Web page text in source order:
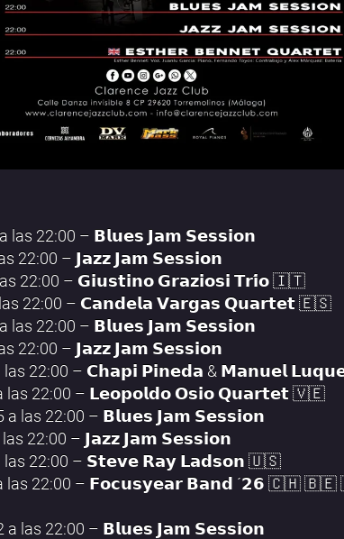
las 22:00 – 𝗕𝗹𝘂𝗲𝘀 𝗝𝗮𝗺 𝗦𝗲𝘀𝘀𝗶𝗼𝗻
22:00 – 𝗝𝗮𝘇𝘇 𝗝𝗮𝗺 𝗦𝗲𝘀𝘀𝗶𝗼𝗻
22:00 – 𝗚𝗶𝘂𝘀𝘁𝗶𝗻𝗼 𝗚𝗿𝗮𝘇𝗶𝗼𝘀𝗶 𝗧𝗿𝗶́𝗼 🇮🇹
las 22:00 – 𝗖𝗮𝗻𝗱𝗲𝗹𝗮 𝗩𝗮𝗿𝗴𝗮𝘀 𝗤𝘂𝗮𝗿𝘁𝗲𝘁 🇪🇸
las 22:00 – 𝗕𝗹𝘂𝗲𝘀 𝗝𝗮𝗺 𝗦𝗲𝘀𝘀𝗶𝗼𝗻
22:00 – 𝗝𝗮𝘇𝘇 𝗝𝗮𝗺 𝗦𝗲𝘀𝘀𝗶𝗼𝗻
las 22:00 – 𝗖𝗵𝗮𝗽𝗶 𝗣𝗶𝗻𝗲𝗱𝗮 & 𝗠𝗮𝗻𝘂𝗲𝗹
las 22:00 – 𝗟𝗲𝗼𝗽𝗼𝗹𝗱𝗼 𝗢𝘀𝗶𝗼 𝗤𝘂𝗮𝗿𝘁𝗲𝘁 🇻🇪
a las 22:00 – 𝗕𝗹𝘂𝗲𝘀 𝗝𝗮𝗺 𝗦𝗲𝘀𝘀𝗶𝗼𝗻
22:00 – 𝗝𝗮𝘇𝘇 𝗝𝗮𝗺 𝗦𝗲𝘀𝘀𝗶𝗼𝗻
las 22:00 – 𝗦𝘁𝗲𝘃𝗲 𝗥𝗮𝘆 𝗟𝗮𝗱𝘀𝗼𝗻 🇺🇸
a las 22:00 – 𝗙𝗼𝗰𝘂𝘀𝘆𝗲𝗮𝗿 𝗕𝗮𝗻𝗱 ´𝟮𝟲 🇨🇭
a las 22:00 – 𝗕𝗹𝘂𝗲𝘀 𝗝𝗮𝗺 𝗦𝗲𝘀𝘀𝗶𝗼𝗻